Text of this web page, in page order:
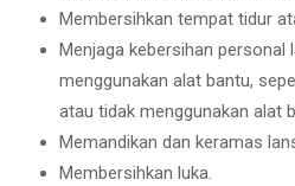
Membersihkan tempat tidur
Menjaga kebersihan personal
menggunakan alat bantu,
atau tidak menggunakan alat
Memandikan dan keramas
Membersihkan luka.